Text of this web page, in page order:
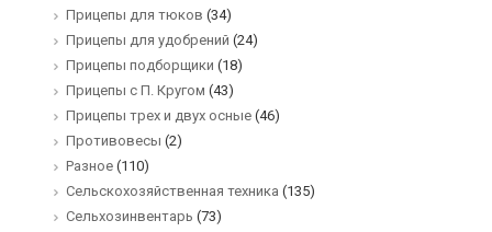
Прицепы для тюков (34)
Прицепы для удобрений (24)
Прицепы подборщики (18)
Прицепы с П. Кругом (43)
Прицепы трех и двух осные (46)
Противовесы (2)
Разное (110)
Сельскохозяйственная техника (135)
Сельхозинвентарь (73)